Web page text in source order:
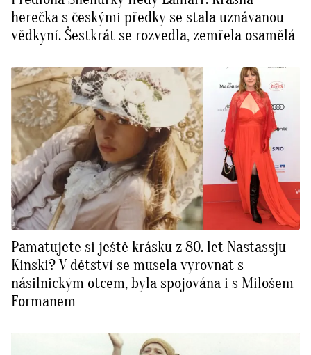
herečka s českými předky se stala uznávanou
vědkyní. Šestkrát se rozvedla, zemřela osamělá
Pamatujete si ještě krásku z 80. let Nastassju
Kinski? V dětství se musela vyrovnat s
násilnickým otcem, byla spojována i s Milošem
Formanem